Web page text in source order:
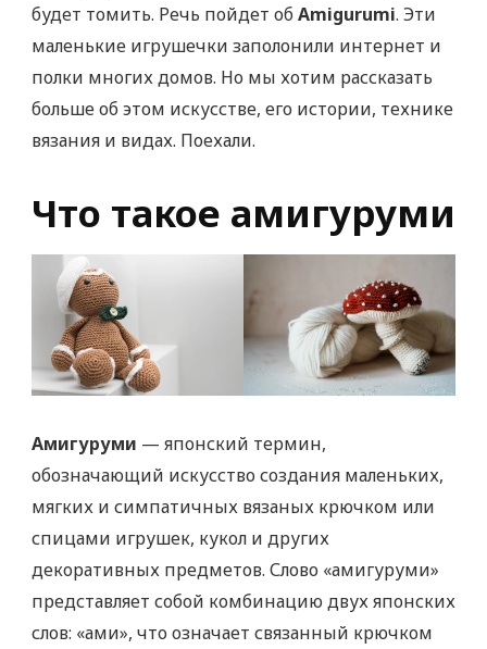
будет томить. Речь пойдет об Amigurumi. Эти
маленькие игрушечки заполонили интернет и
полки многих домов. Но мы хотим рассказать
больше об этом искусстве, его истории, технике
вязания и видах. Поехали.
Что такое амигуруми
Амигуруми — японский термин,
обозначающий искусство создания маленьких,
мягких и симпатичных вязаных крючком или
спицами игрушек, кукол и других
декоративных предметов. Слово «амигуруми»
представляет собой комбинацию двух японских
слов: «ами», что означает связанный крючком